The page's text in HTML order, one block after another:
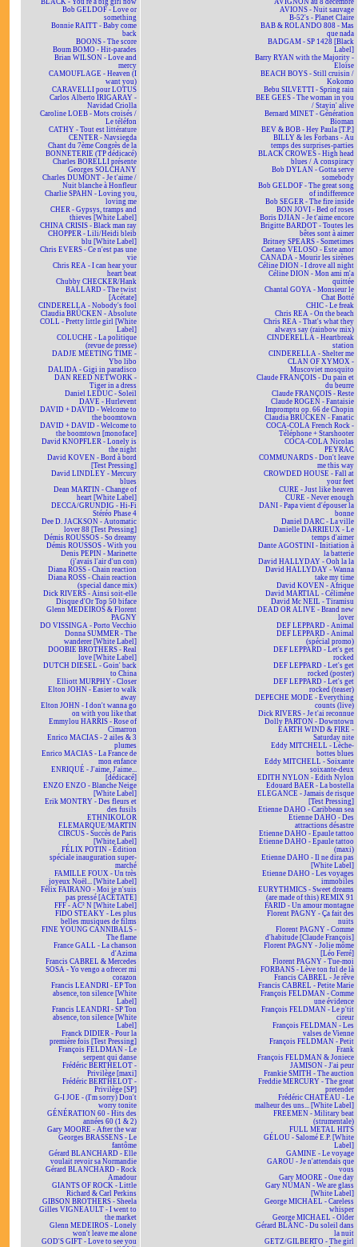
BLACK - You're a big girl now
Bob GELDOF - Love or
something
Bonnie RAITT - Baby come
back
BOONS - The score
Boum BOMO - Hit-parades
Brian WILSON - Love and
mercy
CAMOUFLAGE - Heaven (I
want you)
CARAVELLI pour LOTUS
Carlos Alberto IRIGARAY -
Navidad Criolla
Caroline LOEB - Mots croisés /
Le téléfon
CATHY - Tout est littérature
CENTER - Navsiegda
Chant du 7ème Congrès de la
BONNETERIE (TP dédicacé)
Charles BORELLI présente
Georges SOLCHANY
Charles DUMONT - Je t'aime /
Nuit blanche à Honfleur
Charlie SPAHN - Loving you,
loving me
CHER - Gypsys, tramps and
thieves [White Label]
CHINA CRISIS - Black man ray
CHOPPER - Lili/Heidi bleib
blu [White Label]
Chris EVERS - Ce n'est pas une
vie
Chris REA - I can hear your
heart beat
Chubby CHECKER/Hank
BALLARD - The twist
[Acétate]
CINDERELLA - Nobody's fool
Claudia BRÜCKEN - Absolute
COLL - Pretty little girl [White
Label]
COLUCHE - La politique
(revue de presse)
DADJE MEETING TIME -
Ybo libo
DALIDA - Gigi in paradisco
DAN REED NETWORK -
Tiger in a dress
Daniel LEDUC - Soleil
DAVE - Hurlevent
DAVID + DAVID - Welcome to
the boomtown
DAVID + DAVID - Welcome to
the boomtown [monoface]
David KNOPFLER - Lonely is
the night
David KOVEN - Bord à bord
[Test Pressing]
David LINDLEY - Mercury
blues
Dean MARTIN - Change of
heart [White Label]
DECCA/GRUNDIG - Hi-Fi
Stéréo Phase 4
Dee D. JACKSON - Automatic
lover 88 [Test Pressing]
Démis ROUSSOS - So dreamy
Démis ROUSSOS - With you
Denis PEPIN - Marinette
(j'avais l'air d'un con)
Diana ROSS - Chain reaction
Diana ROSS - Chain reaction
(special dance mix)
Dick RIVERS - Ainsi soit-elle
Disque d'Or Top 50 biface
Glenn MEDEIROS & Florent
PAGNY
DO VISSINGA - Porto Vecchio
Donna SUMMER - The
wanderer [White Label]
DOOBIE BROTHERS - Real
love [White Label]
DUTCH DIESEL - Goin' back
to China
Elliott MURPHY - Closer
Elton JOHN - Easier to walk
away
Elton JOHN - I don't wanna go
on with you like that
Emmylou HARRIS - Rose of
Cimarron
Enrico MACIAS - 2 ailes & 3
plumes
Enrico MACIAS - La France de
mon enfance
ENRIQUÉ - J'aime, J'aime...
[dédicacé]
ENZO ENZO - Blanche Neige
[White Label]
Erik MONTRY - Des fleurs et
des fusils
ETHNIKOLOR
F.LEMARQUE/MARTIN
CIRCUS - Succès de Paris
[White Label]
FÉLIX POTIN - Édition
spéciale inauguration super-
marché
FAMILLE FOUX - Un très
joyeux Noël... [White Label]
Félix FAIRANO - Moi je n'suis
pas pressé [ACÉTATE]
FFF - AC² N [White Label]
FIDO STEAKY - Les plus
belles musiques de films
FINE YOUNG CANNIBALS -
The flame
France GALL - La chanson
d'Azima
Francis CABREL & Mercedes
SOSA - Yo vengo a ofrecer mi
corazon
Francis LEANDRI - EP Ton
absence, ton silence [White
Label]
Francis LEANDRI - SP Ton
absence, ton silence [White
Label]
Franck DIDIER - Pour la
première fois [Test Pressing]
François FELDMAN - Le
serpent qui danse
Frédéric BERTHELOT -
Privilège [maxi]
Frédéric BERTHELOT -
Privilège [SP]
G-I JOE - (I'm sorry) Don't
worry tonite
GÉNÉRATION 60 - Hits des
années 60 (1 & 2)
Gary MOORE - After the war
Georges BRASSENS - Le
fantôme
Gérard BLANCHARD - Elle
voulait revoir sa Normandie
Gérard BLANCHARD - Rock
Amadour
GIANTS OF ROCK - Little
Richard & Carl Perkins
GIBSON BROTHERS - Sheela
Gilles VIGNEAULT - I went to
the market
Glenn MEDEIROS - Lonely
won't leave me alone
GOD'S GIFT - Love to see you
AVIGNON au 8 décembre
AVIONS - Nuit sauvage
B-52's - Planet Claire
BAB & ROLANDO 808 - Mas
que nada
BADGAM - SP 1428 [Black
Label]
Barry RYAN with the Majority -
Eloïse
BEACH BOYS - Still cruisin /
Kokomo
Bebu SILVETTI - Spring rain
BEE GEES - The woman in you
/ Stayin' alive
Bernard MINET - Génération
Bioman
BEV & BOB - Hey Paula [T.P.]
BILLY & les Forbans - Au
temps des surprises-parties
BLACK CROWES - High head
blues / A conspiracy
Bob DYLAN - Gotta serve
somebody
Bob GELDOF - The great song
of indifference
Bob SEGER - The fire inside
BON JOVI - Bed of roses
Boris DJIAN - Je t'aime encore
Brigitte BARDOT - Toutes les
bêtes sont à aimer
Britney SPEARS - Sometimes
Caetano VELOSO - Este amor
CANADA - Mourir les sirènes
Céline DION - I drove all night
Céline DION - Mon ami m'a
quittée
Chantal GOYA - Monsieur le
Chat Botté
CHIC - Le freak
Chris REA - On the beach
Chris REA - That's what they
always say (rainbow mix)
CINDERELLA - Heartbreak
station
CINDERELLA - Shelter me
CLAN OF XYMOX -
Muscoviet mosquito
Claude FRANÇOIS - Du pain et
du beurre
Claude FRANÇOIS - Reste
Claude ROGEN - Fantaisie
Impromptu op. 66 de Chopin
Claudia BRÜCKEN - Fanatic
COCA-COLA French Rock -
Téléphone + Starshooter
COCA-COLA Nicolas
PEYRAC
COMMUNARDS - Don't leave
me this way
CROWDED HOUSE - Fall at
your feet
CURE - Just like heaven
CURE - Never enough
DANI - Papa vient d'épouser la
bonne
Daniel DARC - La ville
Danielle DARRIEUX - Le
temps d'aimer
Dante AGOSTINI - Initiation à
la batterie
David HALLYDAY - Ooh la la
David HALLYDAY - Wanna
take my time
David KOVEN - Afrique
David MARTIAL - Célimène
David Mc NEIL - Tiramisu
DEAD OR ALIVE - Brand new
lover
DEF LEPPARD - Animal
DEF LEPPARD - Animal
(spécial promo)
DEF LEPPARD - Let's get
rocked
DEF LEPPARD - Let's get
rocked (poster)
DEF LEPPARD - Let's get
rocked (teaser)
DEPECHE MODE - Everything
counts (live)
Dick RIVERS - Je t'ai reconnue
Dolly PARTON - Downtown
EARTH WIND & FIRE -
Saturday nite
Eddy MITCHELL - Lèche-
bottes blues
Eddy MITCHELL - Soixante
soixante-deux
EDITH NYLON - Edith Nylon
Edouard BAER - La bostella
ELEGANCE - Jamais de risque
[Test Pressing]
Etienne DAHO - Caribbean sea
Etienne DAHO - Des
attractions désastre
Etienne DAHO - Epaule tattoo
Etienne DAHO - Epaule tattoo
(maxi)
Etienne DAHO - Il ne dira pas
[White Label]
Etienne DAHO - Les voyages
immobiles
EURYTHMICS - Sweet dreams
(are made of this) REMIX 91
FARID - Un amour montagne
Florent PAGNY - Ça fait des
nuits
Florent PAGNY - Comme
d'habitude [Claude François]
Florent PAGNY - Jolie môme
[Léo Ferré]
Florent PAGNY - Tue-moi
FORBANS - Lève ton ful de là
Francis CABREL - Je rêve
Francis CABREL - Petite Marie
François FELDMAN - Comme
une évidence
François FELDMAN - Le p'tit
cireur
François FELDMAN - Les
valses de Vienne
François FELDMAN - Petit
Frank
François FELDMAN & Joniece
JAMISON - J'ai peur
Frankie SMITH - The auction
Freddie MERCURY - The great
pretender
Frédéric CHATEAU - Le
malheur des uns... [White Label]
FREEMEN - Military beat
(strumentale)
FULL METAL HITS
GÉLOU - Salomé E.P. [White
Label]
GAMINE - Le voyage
GAROU - Je n'attendais que
vous
Gary MOORE - One day
Gary NUMAN - We are glass
[White Label]
George MICHAEL - Careless
whisper
George MICHAEL - Older
Gérard BLANC - Du soleil dans
la nuit
GETZ/GILBERTO - The girl